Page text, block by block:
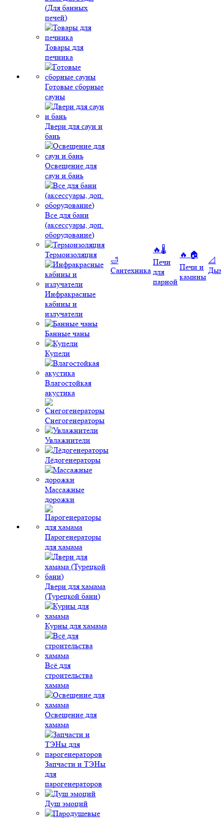
(Для банных
печей)
Товары для
печника
Готовые сборные
сауны
Двери для саун и
бань
Освещение для
саун и бань
Все для бани
(аксессуары, доп.
оборудование)
Термоизоляция
Инфракрасные
кабины и
излучатели
Банные чаны
Купели
Влагостойкая
акустика
Снегогенераторы
Увлажнители
Лёдогенераторы
Массажные
дорожки
Парогенераторы
для хамама
Двери для хамама
(Турецкой бани)
Курны для хамама
Всё для
строительства
хамама
Освещение для
хамама
Запчасти и ТЭНы
для
парогенераторов
Душ эмоций
🛁
Сантехника
🔥🌡️
Печи
для
парной
🔥 🏠
Печи и
камины
📐